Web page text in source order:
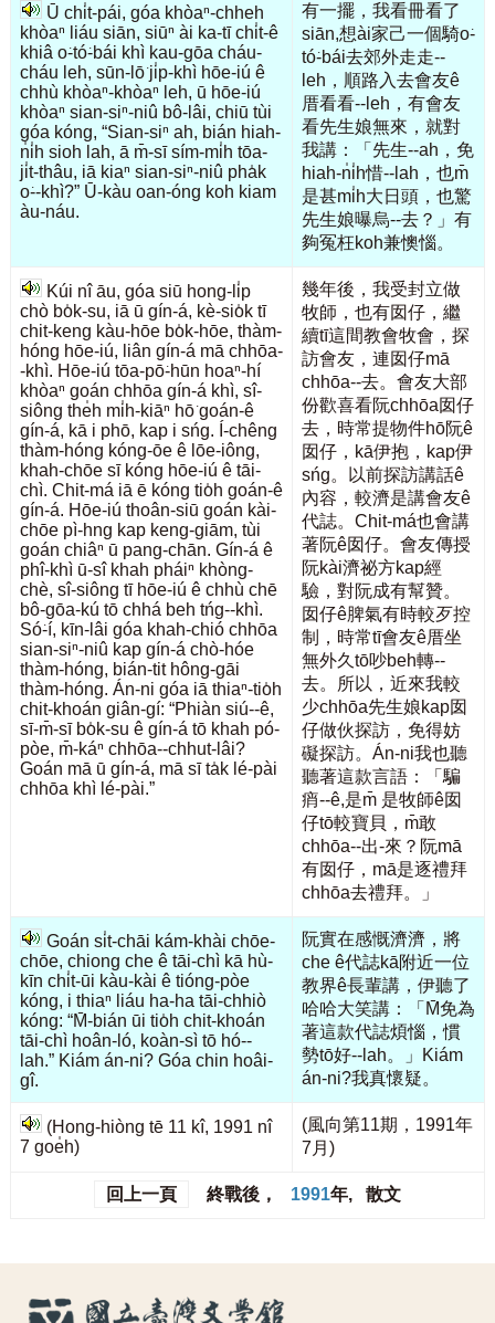
Ū chi̍t-pái, góa khòaⁿ-chheh
khòaⁿ liáu siān, siūⁿ ài ka-tī chi̍t-ê
khiâ o͘-tó͘-bái khì kau-gōa cháu-
cháu leh, sūn-lō͘ ji̍p-khì hōe-iú ê
chhù khòaⁿ-khòaⁿ leh, ū hōe-iú
khòaⁿ sian-siⁿ-niû bô-lâi, chiū tùi
góa kóng, “Sian-siⁿ ah, bián hiah-
n̍i̍h sioh lah, ā m̄-sī sím-mi̍h tōa-
ji̍t-thâu, iā kiaⁿ sian-siⁿ-niû pha̍k
o͘--khì?” Ū-kàu oan-óng koh kiam
àu-náu.
有一擺，我看冊看了
siān,想ài家己一個騎o͘-
tó͘-bái去郊外走走--
leh，順路入去會友ê
厝看看--leh，有會友
看先生娘無來，就對
我講：「先生--ah，免
hiah-n̍i̍h惜--lah，也m̄
是甚mi̍h大日頭，也驚
先生娘曝烏--去？」有
夠冤枉koh兼懊惱。
Kúi nî āu, góa siū hong-li̍p
chò bo̍k-su, iā ū gín-á, kè-sio̍k tī
chit-keng kàu-hōe bo̍k-hōe, thàm-
hóng hōe-iú, liân gín-á mā chhōa-
-khì. Hōe-iú tōa-pō͘-hūn hoaⁿ-hí
khòaⁿ goán chhōa gín-á khì, sî-
siông the̍h mi̍h-kiāⁿ hō͘ goán-ê
gín-á, kā i phō, kap i sńg. Í-chêng
thàm-hóng kóng-ōe ê lōe-iông,
khah-chōe sī kóng hōe-iú ê tāi-
chì. Chit-má iā ē kóng tio̍h goán-ê
gín-á. Hōe-iú thoân-siū goán kài-
chōe pì-hng kap keng-giām, tùi
goán chiâⁿ ū pang-chān. Gín-á ê
phî-khì ū-sî khah pháiⁿ khòng-
chè, sî-siông tī hōe-iú ê chhù chē
bô-gōa-kú tō chhá beh tńg--khì.
Só͘-í, kīn-lâi góa khah-chió chhōa
sian-siⁿ-niû kap gín-á chò-hóe
thàm-hóng, bián-tit hông-gāi
thàm-hóng. Án-ni góa iā thiaⁿ-tio̍h
chit-khoán giân-gí: “Phiàn siú--ê,
sī-m̄-sī bo̍k-su ê gín-á tō khah pó-
pòe, m̄-káⁿ chhōa--chhut-lâi?
Goán mā ū gín-á, mā sī ta̍k lé-pài
chhōa khì lé-pài.”
幾年後，我受封立做
牧師，也有囡仔，繼
續tī這間教會牧會，探
訪會友，連囡仔mā
chhōa--去。會友大部
份歡喜看阮chhōa囡仔
去，時常提物件hō͘阮ê
囡仔，kā伊抱，kap伊
sńg。以前探訪講話ê
內容，較濟是講會友ê
代誌。Chit-má也會講
著阮ê囡仔。會友傳授
阮kài濟祕方kap經
驗，對阮成有幫贊。
囡仔ê脾氣有時較歹控
制，時常tī會友ê厝坐
無外久tō吵beh轉--
去。所以，近來我較
少chhōa先生娘kap囡
仔做伙探訪，免得妨
礙探訪。Án-ni我也聽
聽著這款言語：「騙
痟--ê,是m̄ 是牧師ê囡
仔tō較寶貝，m̄敢
chhōa--出-來？阮mā
有囡仔，mā是逐禮拜
chhōa去禮拜。」
Goán si̍t-chāi kám-khài chōe-
chōe, chiong che ê tāi-chì kā hù-
kīn chi̍t-ūi kàu-kài ê tióng-pòe
kóng, i thiaⁿ liáu ha-ha tāi-chhiò
kóng: “M̄-bián ūi tio̍h chit-khoán
tāi-chì hoân-ló, koàn-sì tō hó--
lah.” Kiám án-ni? Góa chin hoâi-
gî.
阮實在感慨濟濟，將
che ê代誌kā附近一位
教界ê長輩講，伊聽了
哈哈大笑講：「M̄免為
著這款代誌煩惱，慣
勢tō好--lah。」Kiám
án-ni?我真懷疑。
(Hong-hiòng tē 11 kî, 1991 nî
7 goe̍h)
(風向第11期，1991年
7月)
回上一頁 終戰後， 1991年, 散文